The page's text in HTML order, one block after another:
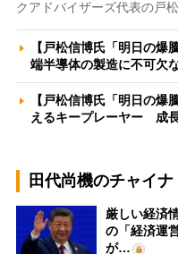
クアドバイザーズ代表の戸
【戸松信博氏「明日の爆
端半導体の製造に不可欠
【戸松信博氏「明日の
えるキープレーヤー 成
田代尚機のチャイ
厳しい経済
の「経済運
が…